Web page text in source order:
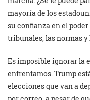
mayoría de los
su confianza en el
tribunales, las normas
Es imposible ignorar la
enfrentamos. Trump
elecciones que van a